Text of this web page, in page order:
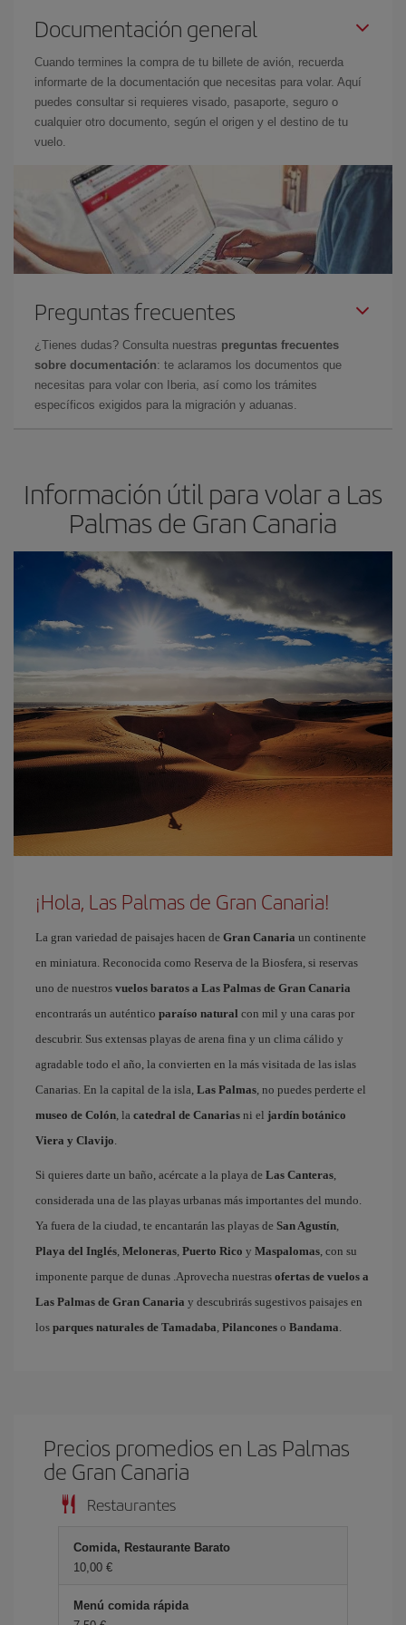
Documentación general
Cuando termines la compra de tu billete de avión, recuerda
informarte de la documentación que necesitas para volar. Aquí
puedes consultar si requieres visado, pasaporte, seguro o
cualquier otro documento, según el origen y el destino de tu
vuelo.
Preguntas frecuentes
¿Tienes dudas? Consulta nuestras preguntas frecuentes
sobre documentación: te aclaramos los documentos que
necesitas para volar con Iberia, así como los trámites
específicos exigidos para la migración y aduanas.
Información útil para volar a Las
Palmas de Gran Canaria
¡Hola, Las Palmas de Gran Canaria!
La gran variedad de paisajes hacen de Gran Canaria un continente
en miniatura. Reconocida como Reserva de la Biosfera, si reservas
uno de nuestros vuelos baratos a Las Palmas de Gran Canaria
encontrarás un auténtico paraíso natural con mil y una caras por
descubrir. Sus extensas playas de arena fina y un clima cálido y
agradable todo el año, la convierten en la más visitada de las islas
Canarias. En la capital de la isla, Las Palmas, no puedes perderte el
museo de Colón, la catedral de Canarias ni el jardín botánico
Viera y Clavijo.
Si quieres darte un baño, acércate a la playa de Las Canteras,
considerada una de las playas urbanas más importantes del mundo.
Ya fuera de la ciudad, te encantarán las playas de San Agustín,
Playa del Inglés, Meloneras, Puerto Rico y Maspalomas, con su
imponente parque de dunas .Aprovecha nuestras ofertas de vuelos a
Las Palmas de Gran Canaria y descubrirás sugestivos paisajes en
los parques naturales de Tamadaba, Pilancones o Bandama.
Precios promedios en Las Palmas
de Gran Canaria
Restaurantes
Comida, Restaurante Barato
10,00 €
Menú comida rápida